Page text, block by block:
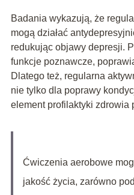
Badania wykazują, że
mogą działać
redukując objawy depresji.
funkcje poznawcze,
Dlatego też, regularna
nie tylko dla poprawy
element profilaktyki zdrowia
Ćwiczenia aerobowe
jakość życia, zarówno